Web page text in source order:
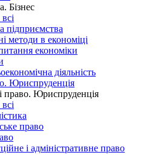
Бізнес
підприємства
методи в економіці
економіки
діяльність
Юриспруденція
право. Юриспруденція
право
і адміністративне право